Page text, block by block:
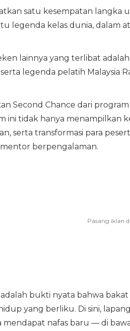
satu kesempatan
legenda kelas dunia, dalam
lainnya yang terlibat
legenda pelatih Malaysia
Second Chance dari
ini tidak hanya menampilkan
serta transformasi para
berpengalaman.
adalah bukti nyata bahwa
yang berliku. Di sini,
nafas baru — di